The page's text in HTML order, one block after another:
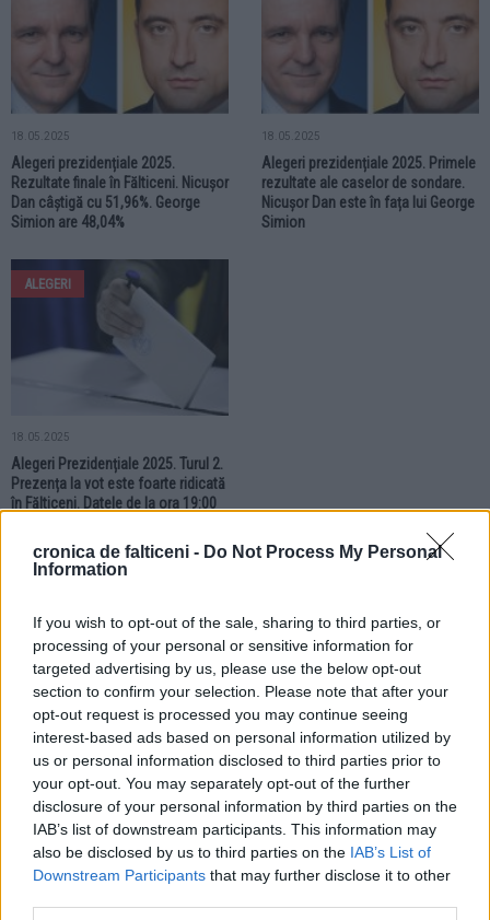
cronica de falticeni - Do Not Process My Personal
Information
If you wish to opt-out of the sale, sharing to third parties, or
processing of your personal or sensitive information for
targeted advertising by us, please use the below opt-out
section to confirm your selection. Please note that after your
opt-out request is processed you may continue seeing
interest-based ads based on personal information utilized by
us or personal information disclosed to third parties prior to
your opt-out. You may separately opt-out of the further
disclosure of your personal information by third parties on the
IAB’s list of downstream participants. This information may
also be disclosed by us to third parties on the IAB’s List of
Downstream Participants that may further disclose it to other
18.05.2025
Alegeri prezidențiale 2025.
Rezultate finale în Fălticeni. Nicușor
Dan câștigă cu 51,96%. George
Simion are 48,04%
18.05.2025
Alegeri prezidențiale 2025. Primele
rezultate ale caselor de sondare.
Nicușor Dan este în fața lui George
Simion
ALEGERI
18.05.2025
Alegeri Prezidențiale 2025. Turul 2.
Prezența la vot este foarte ridicată
în Fălticeni. Datele de la ora 19:00
ALEGERI
18.05.2025
Tinerii din Fălticeni participă în
număr foarte scăzut și la turul doi
al alegerilor prezidențiale. Ce arată
datele statistice
18.05.2025
Alegeri Prezidențiale 2025. Turul 2.
Prezența la vot înregistrată în
municipiul Fălticeni. Datele de la
ora 16:00
ALEGERI